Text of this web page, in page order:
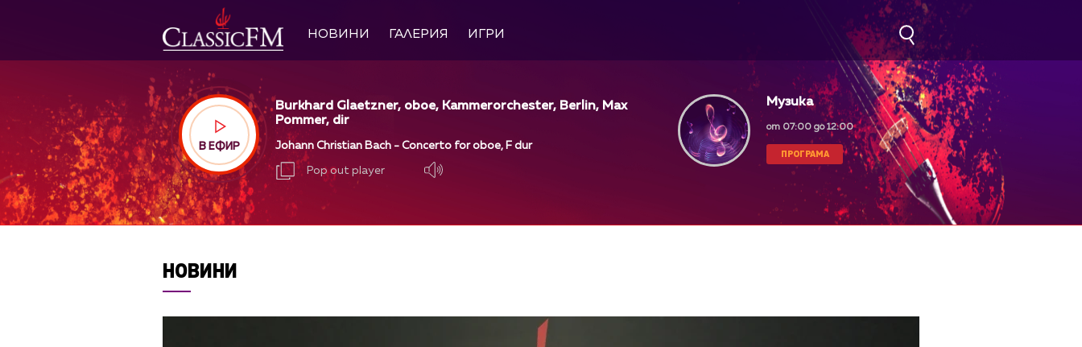
НОВИНИ ГАЛЕРИЯ ИГРИ
В ЕФИР
Burkhard Glaetzner, oboe, Kammerorchester, Berlin, Max
Pommer, dir
Johann Christian Bach - Concerto for oboe, F dur
Pop out player
Музика
от 07:00 до 12:00
ПРОГРАМА
НОВИНИ